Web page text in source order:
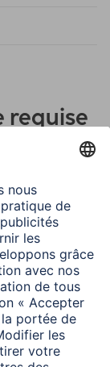
requise
smartphone
les deux
seul un